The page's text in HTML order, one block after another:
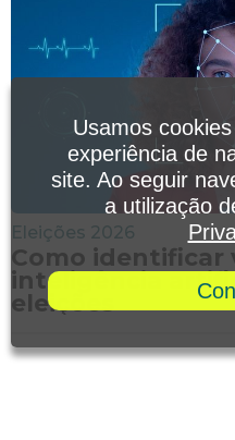
Eleições 2026
Como identificar
inteligência
eleições
Usamos
experiência de
site. Ao seguir
a utilização